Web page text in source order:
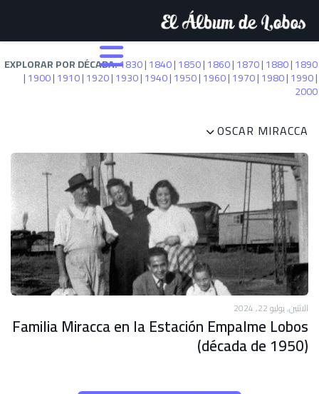
EXPLORAR POR DÉCADA:1830|1840|1850|1860|1870|1880|1890
|1900|1910|1920|1930|1940|1950|1960|1970|1980|1990|
2000
OSCAR MIRACCA
الاثنين, يوليو 22, 2024
Familia Miracca en la Estación Empalme Lobos
(década de 1950)